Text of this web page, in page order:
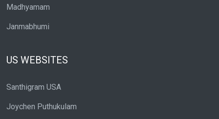
Madhyamam
Janmabhumi
US WEBSITES
Santhigram USA
Joychen Puthukulam